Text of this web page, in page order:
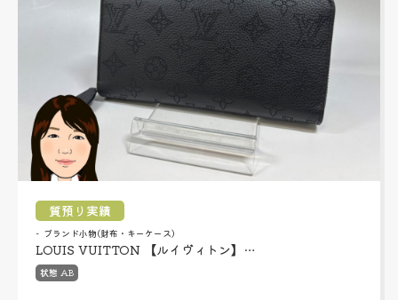
質預り実績
ブランド小物(財布・キーケース)
LOUIS VUITTON 【ルイヴィトン】…
状態 AB